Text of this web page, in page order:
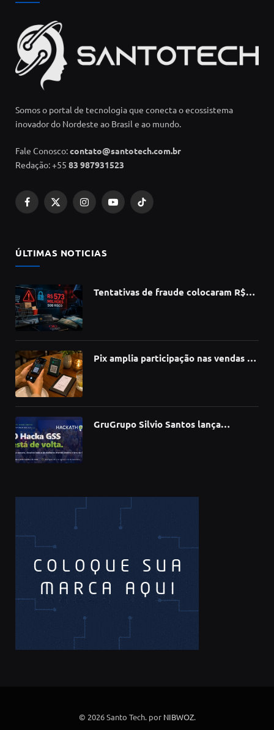
Somos o portal de tecnologia que conecta o ecossistema
inovador do Nordeste ao Brasil e ao mundo.
Fale Conosco:contato@santotech.com.br
Redação: +55 83 987931523
Facebook
X
InstagramYouTubeTikTok
ÚLTIMAS NOTICIAS
Tentativas de fraude colocaram R$
Pix amplia participação nas vendas de
GruGrupo Silvio Santos lança
© 2026 Santo Tech. por NIBWOZ.